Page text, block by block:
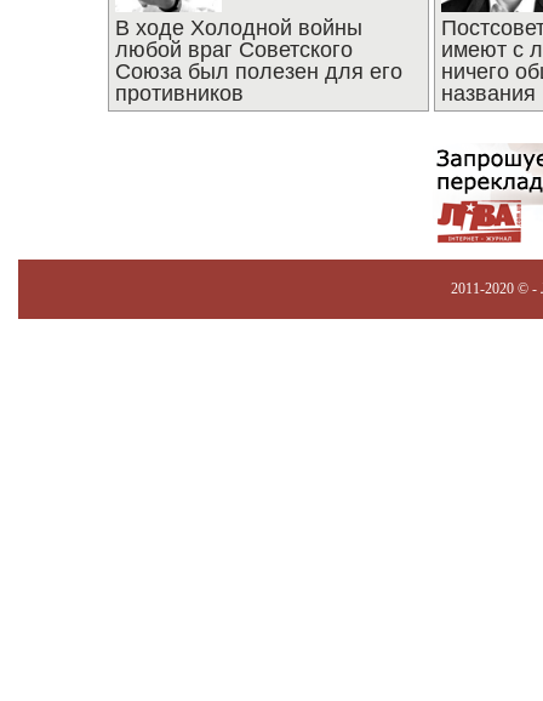
В ходе Холодной войны
любой враг Советского
Союза был полезен для его
противников
имеют с
ничего
названия
2011-2020 © -